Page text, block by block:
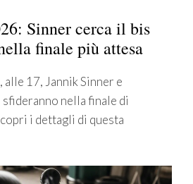
Sinner cerca il bis
finale più attesa
17, Jannik Sinner e
nella finale di
i dettagli di questa